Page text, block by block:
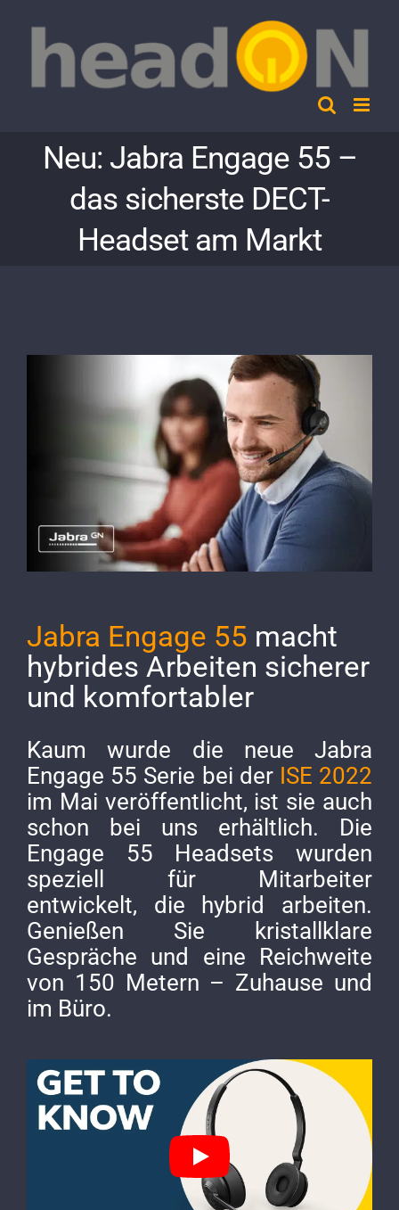
content
Neu: Jabra Engage 55 –
das sicherste DECT-
Headset am Markt
Jabra Engage 55 macht
hybrides Arbeiten sicherer
und komfortabler
Kaum wurde die neue Jabra
Engage 55 Serie bei der ISE 2022
im Mai veröffentlicht, ist sie auch
schon bei uns erhältlich. Die
Engage 55 Headsets wurden
speziell für Mitarbeiter
entwickelt, die hybrid arbeiten.
Genießen Sie kristallklare
Gespräche und eine Reichweite
von 150 Metern – Zuhause und
im Büro.